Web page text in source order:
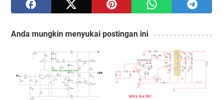
Anda mungkin menyukai postingan ini